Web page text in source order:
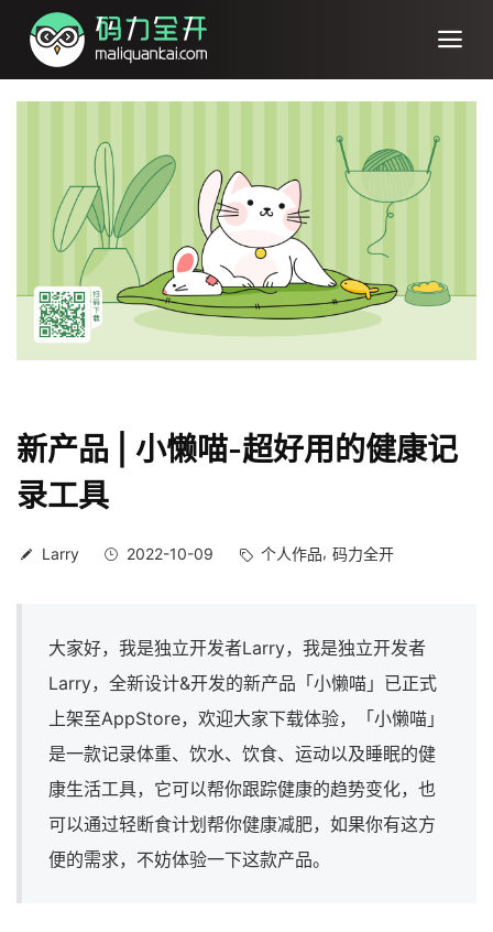
新产品 | 小懒喵-超好用的健康记
录工具
Larry 2022-10-09 个人作品 码力全开
大家好，我是独立开发者Larry，我是独立开发者
Larry，全新设计&开发的新产品「小懒喵」已正式
上架至AppStore，欢迎大家下载体验，「小懒喵」
是一款记录体重、饮水、饮食、运动以及睡眠的健
康生活工具，它可以帮你跟踪健康的趋势变化，也
可以通过轻断食计划帮你健康减肥，如果你有这方
便的需求，不妨体验一下这款产品。